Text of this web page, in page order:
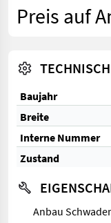
Preis auf
Baujahr
Breite
Interne Nummer
Zustand
Anbau Schwader